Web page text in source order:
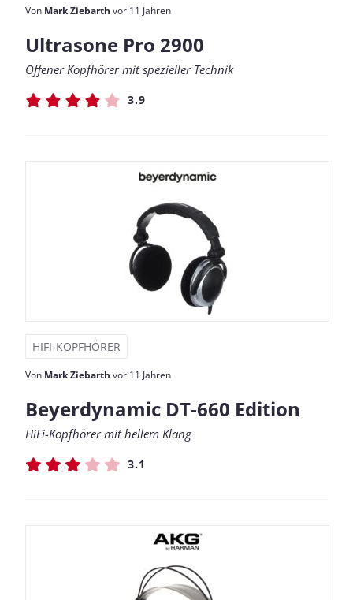
Von Mark Ziebarth vor 11 Jahren
Ultrasone Pro 2900
Offener Kopfhörer mit spezieller Technik
3.9
HIFI-KOPFHÖRER
Von Mark Ziebarth vor 11 Jahren
Beyerdynamic DT-660 Edition
HiFi-Kopfhörer mit hellem Klang
3.1